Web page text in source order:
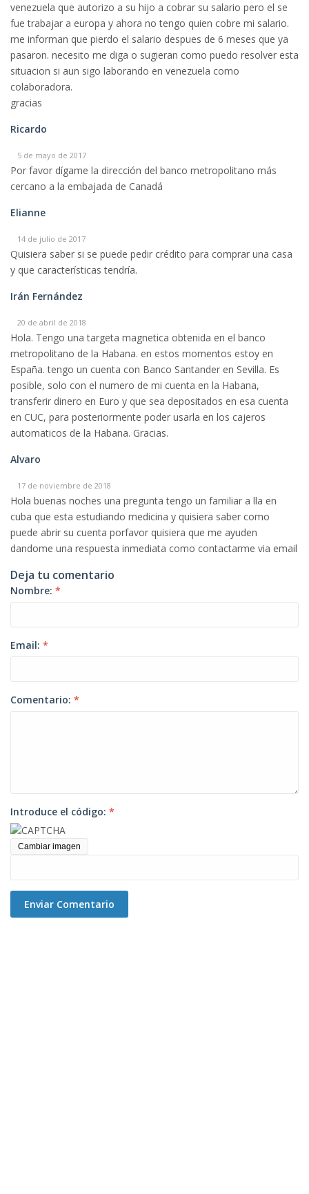
venezuela que autorizo a su hijo a cobrar su salario pero el se
fue trabajar a europa y ahora no tengo quien cobre mi salario.
me informan que pierdo el salario despues de 6 meses que ya
pasaron. necesito me diga o sugieran como puedo resolver esta
situacion si aun sigo laborando en venezuela como
colaboradora.
gracias
Ricardo
5 de mayo de 2017
Por favor dígame la dirección del banco metropolitano más
cercano a la embajada de Canadá
Elianne
14 de julio de 2017
Quisiera saber si se puede pedir crédito para comprar una casa
y que características tendría.
Irán Fernández
20 de abril de 2018
Hola. Tengo una targeta magnetica obtenida en el banco
metropolitano de la Habana. en estos momentos estoy en
España. tengo un cuenta con Banco Santander en Sevilla. Es
posible, solo con el numero de mi cuenta en la Habana,
transferir dinero en Euro y que sea depositados en esa cuenta
en CUC, para posteriormente poder usarla en los cajeros
automaticos de la Habana. Gracias.
Alvaro
17 de noviembre de 2018
Hola buenas noches una pregunta tengo un familiar a lla en
cuba que esta estudiando medicina y quisiera saber como
puede abrir su cuenta porfavor quisiera que me ayuden
dandome una respuesta inmediata como contactarme via email
Deja tu comentario
Nombre: *
Email: *
Comentario: *
Introduce el código: *
Cambiar imagen
Enviar Comentario